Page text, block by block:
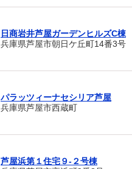
日商岩井芦屋ガーデンヒルズC棟
兵庫県芦屋市朝日ケ丘町14番3号
パラッツィーナセシリア芦屋
兵庫県芦屋市西蔵町
芦屋浜第１住宅９-２号棟